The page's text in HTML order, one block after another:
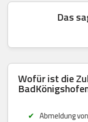
Das
Wofür ist die
Abmeldung